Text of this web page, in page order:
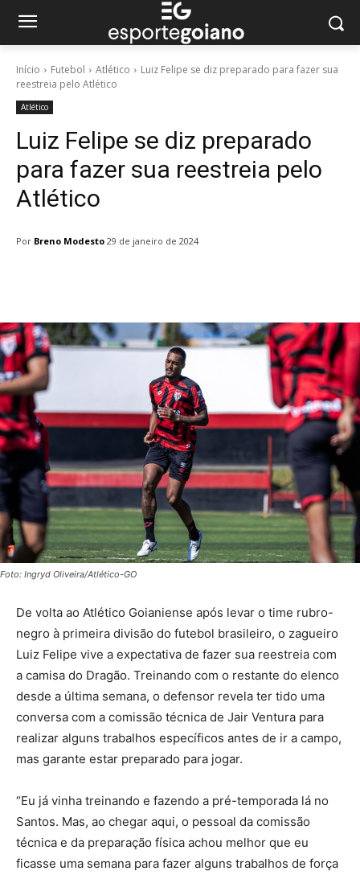
Início Futebol Atlético
Luiz Felipe se diz preparado para fazer sua
reestreia pelo Atlético
Atlético
Luiz Felipe se diz preparado
para fazer sua reestreia pelo
Atlético
Por Breno Modesto 29 de janeiro de 2024
Foto: Ingryd Oliveira/Atlético-GO
De volta ao Atlético Goianiense após levar o time rubro-
negro à primeira divisão do futebol brasileiro, o zagueiro
Luiz Felipe vive a expectativa de fazer sua reestreia com
a camisa do Dragão. Treinando com o restante do elenco
desde a última semana, o defensor revela ter tido uma
conversa com a comissão técnica de Jair Ventura para
realizar alguns trabalhos específicos antes de ir a campo,
mas garante estar preparado para jogar.
“Eu já vinha treinando e fazendo a pré-temporada lá no
Santos. Mas, ao chegar aqui, o pessoal da comissão
técnica e da preparação física achou melhor que eu
ficasse uma semana para fazer alguns trabalhos de força